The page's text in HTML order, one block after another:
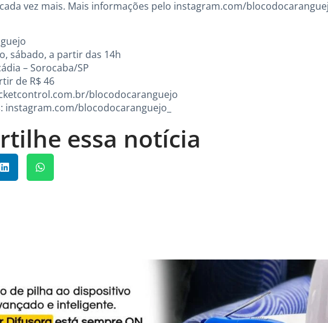
vez mais. Mais informações pelo instagram.com/
sábado, a partir das 14h
– Sorocaba/SP
de R$ 46
blocodocaranguejo
instagram.com/blocodocaranguejo_
essa notícia